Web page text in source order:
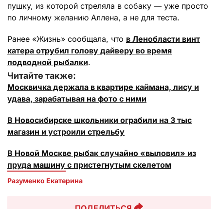
пушку, из которой стреляла в собаку — уже просто
по личному желанию Аллена, а не для теста.
Ранее «Жизнь» сообщала, что в Ленобласти винт
катера отрубил голову дайверу во время
подводной рыбалки.
Читайте также:
Москвичка держала в квартире каймана, лису и
удава, зарабатывая на фото с ними
В Новосибирске школьники ограбили на 3 тыс
магазин и устроили стрельбу
В Новой Москве рыбак случайно «выловил» из
пруда машину с пристегнутым скелетом
Разуменко Екатерина